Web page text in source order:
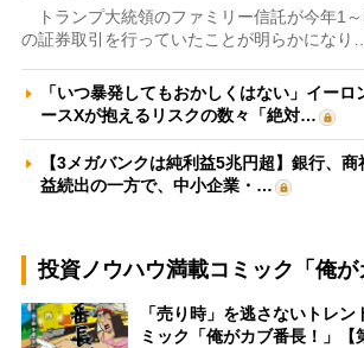
トランプ大統領のファミリー信託が今年1
の証券取引を行っていたことが明らかになり
「いつ暴発してもおかしくはない」イー
ースXが抱えるリスクの数々「絶対…
【3メガバンクは純利益5兆円超】銀行、
益続出の一方で、中小企業・…
投資ノウハウ満載コミック「俺が
「売り時」を逃さないトレ
ミック「俺がカブ番長！」【